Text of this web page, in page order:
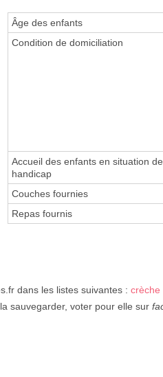
Âge des enfants
Condition de domiciliation
Accueil des enfants en situation de
handicap
Couches fournies
Repas fournis
dans les listes suivantes : crèche
sauvegarder, voter pour elle sur